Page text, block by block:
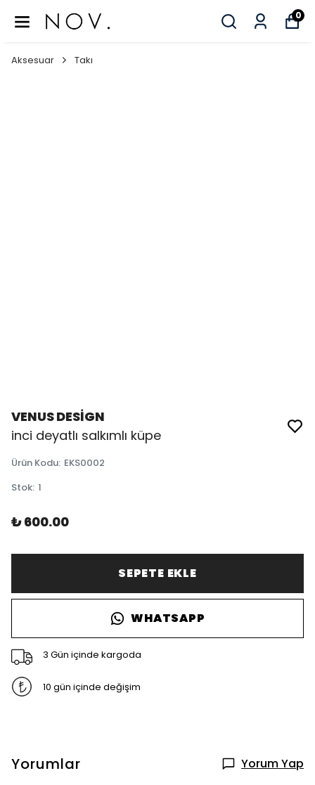
0
Aksesuar Takı
VENUS DESİGN
inci deyatlı salkımlı küpe
Ürün Kodu: EKS0002
Stok: 1
₺ 600.00
SEPETE EKLE
WHATSAPP
3 Gün içinde kargoda
10 gün içinde değişim
Yorumlar Yorum Yap